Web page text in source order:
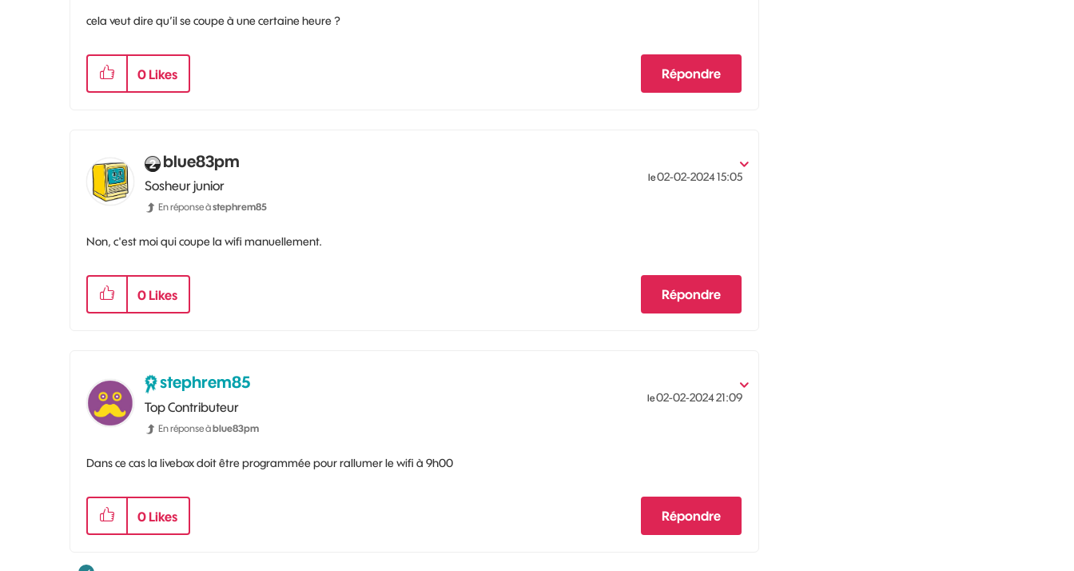
cela veut dire qu’il se coupe à une certaine heure ?
0 Likes Répondre
blue83pm
Sosheur junior
En réponse àstephrem85
le‎02-02-202415:05
Non, c'est moi qui coupe la wifi manuellement.
0 Likes Répondre
stephrem85
Top Contributeur
En réponse àblue83pm
le‎02-02-202421:09
Dans ce cas la livebox doit être programmée pour rallumer le wifi à 9h00
0 Likes Répondre